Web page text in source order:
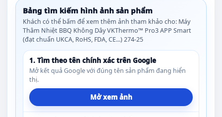
Bảng tìm kiếm hình ảnh sản phẩm
Khách có thể bấm để xem thêm ảnh tham khảo cho: Máy
Thâm Nhiệt BBQ Không Dây VKThermo™ Pro3 APP Smart
(đạt chuẩn UKCA, RoHS, FDA, CE...) 274-25
1. Tìm theo tên chính xác trên Google
Mở kết quả Google với đúng tên sản phẩm đang hiển
thị.
Mở xem ảnh